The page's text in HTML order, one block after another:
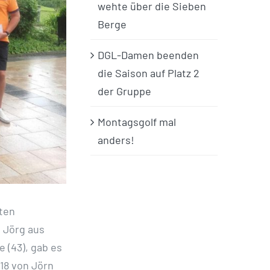
Jörg aus
(43), gab es
von Jörn
wehte über die Sieben
Berge
DGL-Damen beenden
die Saison auf Platz 2
der Gruppe
Montagsgolf mal
anders!